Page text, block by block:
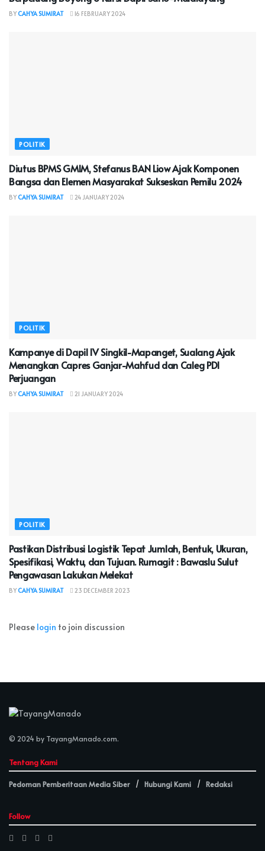
BYCAHYA SUMIRAT 16 FEBRUARY 2024
POLITIK
Diutus BPMS GMIM, Stefanus BAN Liow Ajak Komponen
Bangsa dan Elemen Masyarakat Sukseskan Pemilu 2024
BYCAHYA SUMIRAT 24 JANUARY 2024
POLITIK
Kampanye di Dapil IV Singkil-Mapanget, Sualang Ajak
Menangkan Capres Ganjar-Mahfud dan Caleg PDI
Perjuangan
BYCAHYA SUMIRAT 21 JANUARY 2024
POLITIK
Pastikan Distribusi Logistik Tepat Jumlah, Bentuk, Ukuran,
Spesifikasi, Waktu, dan Tujuan. Rumagit : Bawaslu Sulut
Pengawasan Lakukan Melekat
BYCAHYA SUMIRAT 23 DECEMBER 2023
Please login to join discussion
© 2024 by TayangManado.com.
Tentang Kami
Pedoman Pemberitaan Media Siber Hubungi Kami Redaksi
Follow